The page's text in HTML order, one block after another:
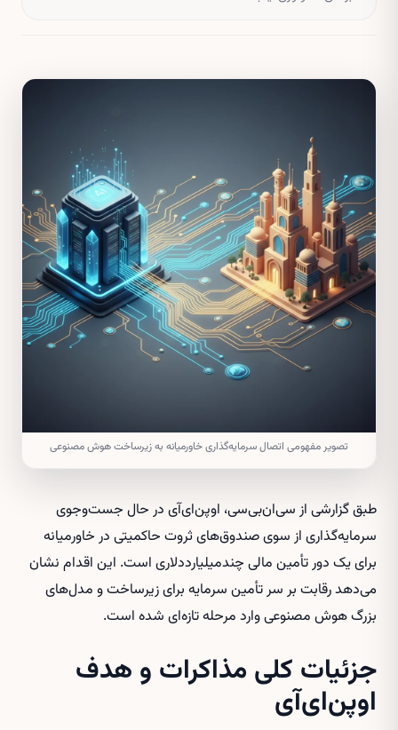
تصویر مفهومی اتصال سرمایه‌گذاری خاورمیانه به زیرساخت هوش مصنوعی
طبق گزارشی از سی‌ان‌بی‌سی، اوپن‌ای‌آی در حال جست‌وجوی
سرمایه‌گذاری از سوی صندوق‌های ثروت حاکمیتی در خاورمیانه
برای یک دور تأمین مالی چندمیلیارددلاری است. این اقدام نشان
می‌دهد رقابت بر سر تأمین سرمایه برای زیرساخت و مدل‌های
بزرگ هوش مصنوعی وارد مرحله تازه‌ای شده است.
جزئیات کلی مذاکرات و هدف
اوپن‌ای‌آی